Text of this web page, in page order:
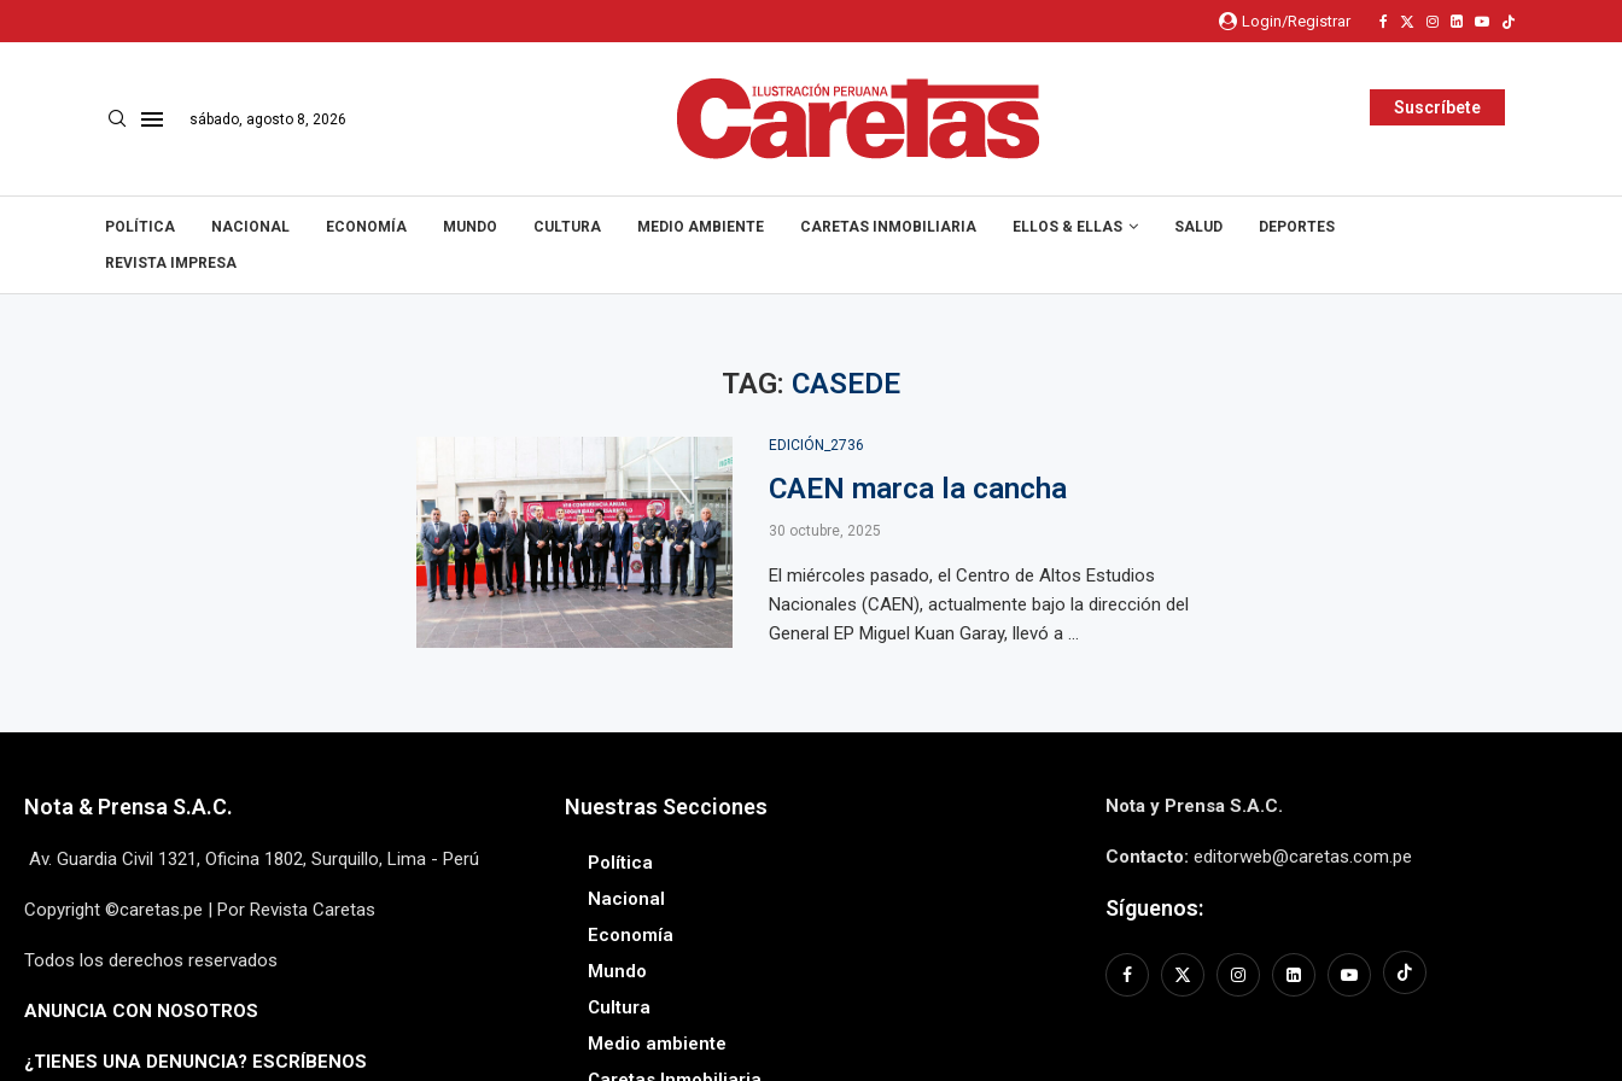
Login/Registrar
sábado, agosto 8, 2026
Suscríbete
POLÍTICA NACIONAL ECONOMÍA MUNDO CULTURA MEDIO AMBIENTE CARETAS INMOBILIARIA ELLOS & ELLAS SALUD DEPORTES
REVISTA IMPRESA
TAG: CASEDE
EDICIÓN_2736
CAEN marca la cancha
30 octubre, 2025
El miércoles pasado, el Centro de Altos Estudios
Nacionales (CAEN), actualmente bajo la dirección del
General EP Miguel Kuan Garay, llevó a ...
Nota & Prensa S.A.C.
Av. Guardia Civil 1321, Oficina 1802, Surquillo, Lima - Perú
Copyright ©caretas.pe | Por Revista Caretas
Todos los derechos reservados
ANUNCIA CON NOSOTROS
¿TIENES UNA DENUNCIA? ESCRÍBENOS
Nuestras Secciones
Política
Nacional
Economía
Mundo
Cultura
Medio ambiente
Nota y Prensa S.A.C.
Contacto: editorweb@caretas.com.pe
Síguenos: